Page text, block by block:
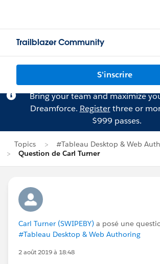
Trailblazer Community
S'inscrire
Bring your team and maximize
Dreamforce. Registerthree or
$999 passes.
Topics
#Tableau Desktop & Web
Question de Carl Turner
Carl Turner (SWIPEBY) a posé une
#Tableau Desktop & Web Authoring
2 août 2019 à 18:48